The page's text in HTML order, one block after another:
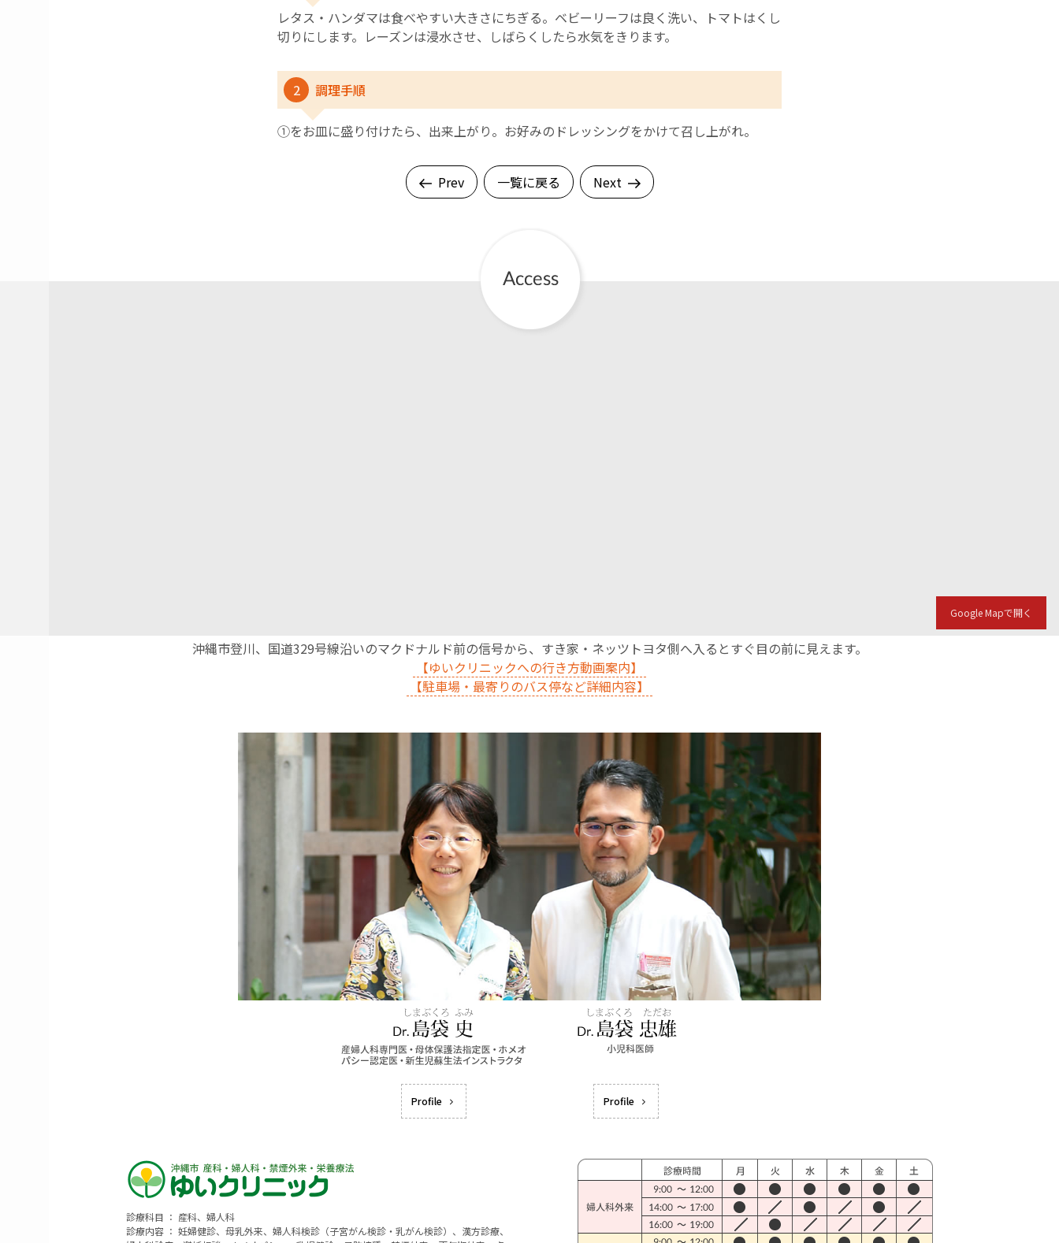
レタス・ハンダマは食べやすい大きさにちぎる。ベビーリーフは良く洗い、トマトはくし
切りにします。レーズンは浸水させ、しばらくしたら水気をきります。
2 調理手順
①をお皿に盛り付けたら、出来上がり。お好みのドレッシングをかけて召し上がれ。
Prev 一覧に戻る Next
Google Mapで開く
沖縄市登川、国道329号線沿いのマクドナルド前の信号から、すき家・ネッツトヨタ側へ入るとすぐ目の前に見えます。
【ゆいクリニックへの行き方動画案内】
【駐車場・最寄りのバス停など詳細内容】
Profile Profile
診療科目 ： 産科、婦人科
診療内容 ： 妊婦健診、母乳外来、婦人科検診（子宮がん検診・乳がん検診）、漢方診療、